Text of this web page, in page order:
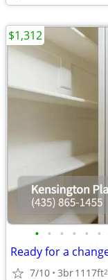
• • • • • •
7/10 3br1117ft2
$1,312